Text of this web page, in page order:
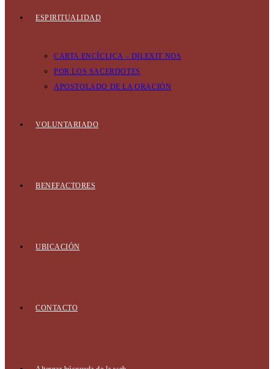
ESPIRITUALIDAD
CARTA ENCÍCLICA – DILEXIT NOS
POR LOS SACERDOTES
APOSTOLADO DE LA ORACIÓN
VOLUNTARIADO
BENEFACTORES
UBICACIÓN
CONTACTO